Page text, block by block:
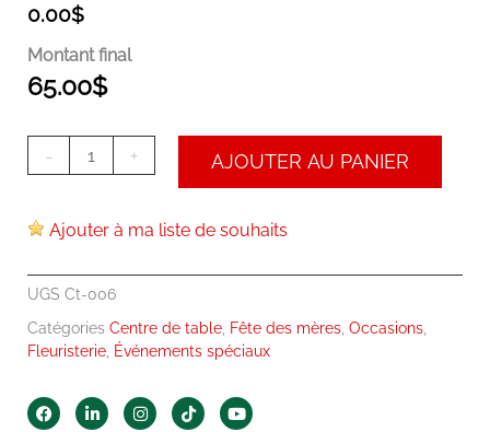
0.00$
Montant final
65.00$
- + AJOUTER AU PANIER
Ajouter à ma liste de souhaits
UGS Ct-006
Catégories Centre de table, Fête des mères, Occasions,
Fleuristerie, Événements spéciaux
F
a
L
i
I
n
T
i
Y
o